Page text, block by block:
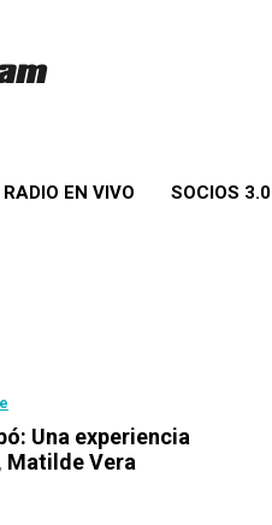
RADIO EN VIVO SOCIOS 3.0
Una experiencia
Matilde Vera